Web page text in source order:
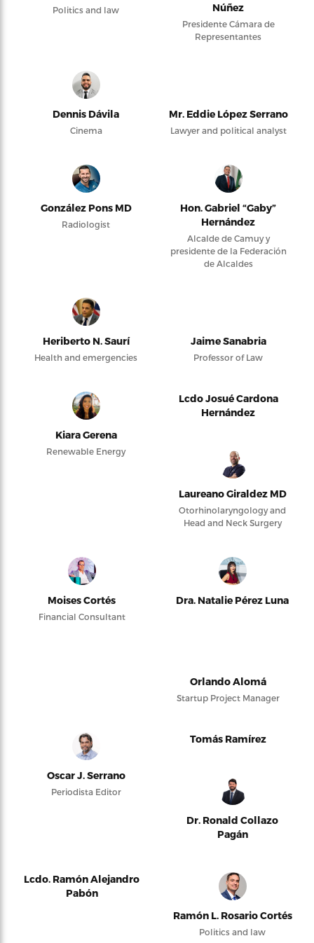
Politics and law
Núñez
Presidente Cámara de
Representantes
Dennis Dávila
Cinema
Mr. Eddie López Serrano
Lawyer and political analyst
González Pons MD
Radiologist
Hon. Gabriel “Gaby”
Hernández
Alcalde de Camuy y
presidente de la Federación
de Alcaldes
Heriberto N. Saurí
Health and emergencies
Jaime Sanabria
Professor of Law
Kiara Gerena
Renewable Energy
Lcdo Josué Cardona
Hernández
Laureano Giraldez MD
Otorhinolaryngology and
Head and Neck Surgery
Moises Cortés
Financial Consultant
Dra. Natalie Pérez Luna
Orlando Alomá
Startup Project Manager
Oscar J. Serrano
Periodista Editor
Tomás Ramírez
Dr. Ronald Collazo
Pagán
Lcdo. Ramón Alejandro
Pabón
Ramón L. Rosario Cortés
Politics and law